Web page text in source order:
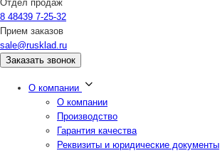
Отдел продаж
8 48439 7-25-32
Прием заказов
sale@rusklad.ru
Заказать звонок
О компании
О компании
Производство
Гарантия качества
Реквизиты и юридические документы